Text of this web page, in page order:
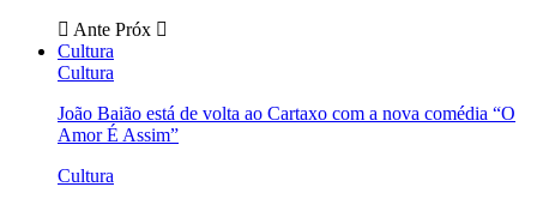
Ante Próx
Cultura
Cultura
João Baião está de volta ao Cartaxo com a nova comédia “O
Amor É Assim”
Cultura